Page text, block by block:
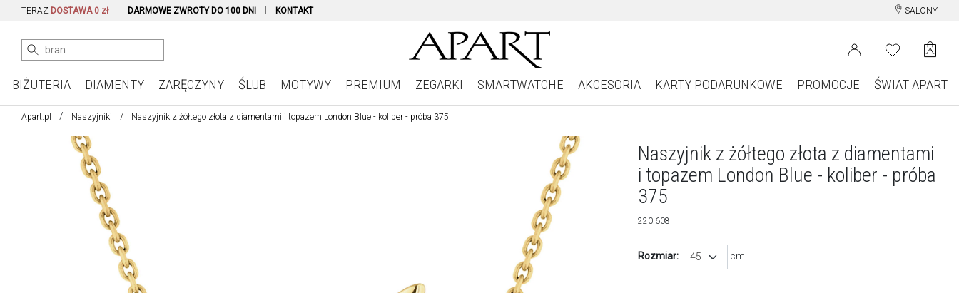
TERAZ DOSTAWA 0 zł DARMOWE ZWROTY DO 100 DNI KONTAKT SALONY
BIŻUTERIA DIAMENTY ZARĘCZYNY ŚLUB MOTYWY PREMIUM ZEGARKI SMARTWATCHE AKCESORIA KARTY PODARUNKOWE PROMOCJE ŚWIAT APART
Apart.pl Naszyjniki Naszyjnik z żółtego złota z diamentami i topazem London Blue - koliber - próba 375
Naszyjnik z żółtego złota z diamentami
i topazem London Blue - koliber - próba
375
220.608
Rozmiar: 45 cm